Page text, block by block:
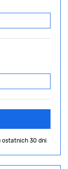
ostatnich 30 dni